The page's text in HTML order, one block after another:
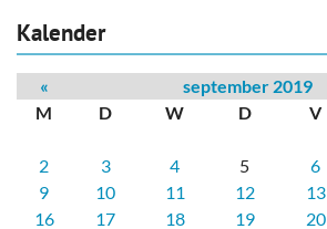
Kalender
« september 2019
M
D W D V
2
3 4 5 6
9
10 11 12 13
16
17 18 19 20